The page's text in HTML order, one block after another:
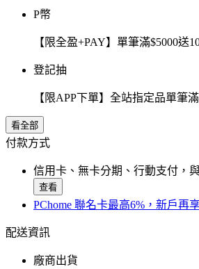
P幣
【限全盈+PAY】單筆滿$5000送
登記抽
【限APP下單】全站指定品單筆
看全部
付款方式
信用卡、無卡分期、行動支付，
查看
PChome 聯名卡最高6%，新戶再
配送資訊
廠商出貨